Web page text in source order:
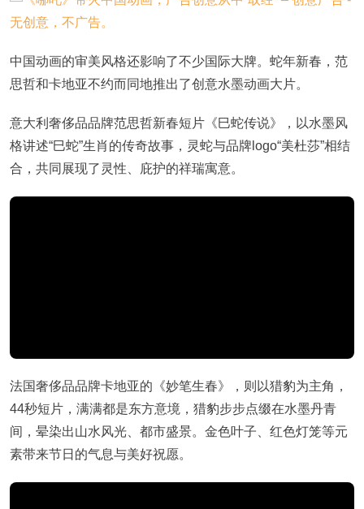
中国动画的审美风格还影响了不少国际大牌。蛇年新春，范
思哲和卡地亚不约而同地推出了创意水墨动画大片。
意大利奢侈品品牌范思哲新春短片《巳蛇传说》，以水墨风
格讲述“巳蛇”生肖的传奇故事，灵蛇与品牌logo“美杜莎”相结
合，共同展现了灵性、庇护的祥瑞寓意。
法国奢侈品品牌卡地亚的《妙笔生春》，则以猎豹为主角，
44秒短片，满满都是东方意境，猎豹步步点缀在水墨丹青
间，晕染出山水风光、都市盛景。金色叶子、红色灯笼等元
素带来节日的气息与美好祝愿。